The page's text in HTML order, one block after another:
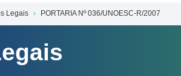
Legais PORTARIA Nº 036/UNOESC-R/2007